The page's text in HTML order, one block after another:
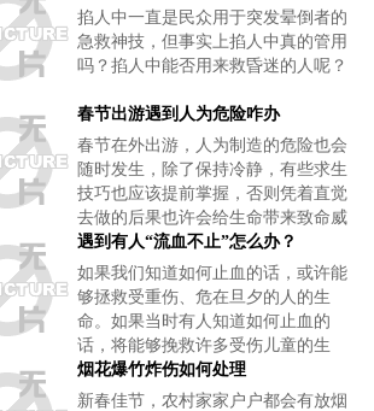
习，对关键知识也理解不清．生活中
需要用到的
掐人中一直是民众用于突发晕倒者的
急救神技，但事实上掐人中真的管用
吗？掐人中能否用来救昏迷的人呢？
春节出游遇到人为危险咋办
春节在外出游，人为制造的危险也会
随时发生，除了保持冷静，有些求生
技巧也应该提前掌握，否则凭着直觉
去做的后果也许会给生命带来致命威
胁。
遇到有人“流血不止”怎么办？
如果我们知道如何止血的话，或许能
够拯救受重伤、危在旦夕的人的生
命。如果当时有人知道如何止血的
话，将能够挽救许多受伤儿童的生
命。
烟花爆竹炸伤如何处理
新春佳节，农村家家户户都会有放烟